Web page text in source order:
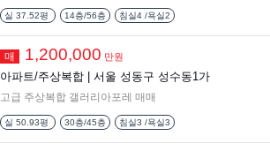
실 37.52평 14층/56층 침실4 /욕실2
매 1,200,000 만원
아파트/주상복합 | 서울 성동구 성수동1가
고급 주상복합 갤러리아포레 매매
실 50.93평 30층/45층 침실3 /욕실3